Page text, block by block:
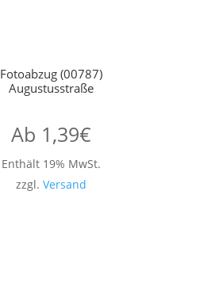
Fotoabzug (00787)
Augustusstraße
Ab 1,39€
Enthält 19% MwSt.
zzgl. Versand